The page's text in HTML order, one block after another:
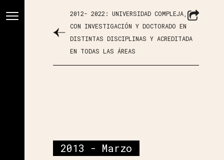
2012- 2022: UNIVERSIDAD COMPLEJA,
CON INVESTIGACIÓN Y DOCTORADO EN
DISTINTAS DISCIPLINAS Y ACREDITADA
EN TODAS LAS ÁREAS
2013 - Marzo